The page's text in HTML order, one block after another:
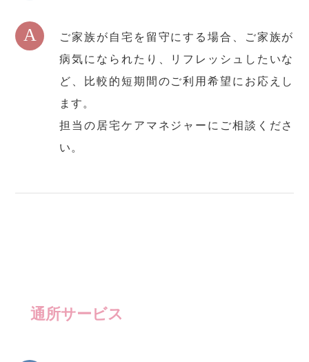
A
ご家族が自宅を留守にする場合、ご家族が
病気になられたり、リフレッシュしたいな
ど、比較的短期間のご利用希望にお応えし
ます。
担当の居宅ケアマネジャーにご相談くださ
い。
通所サービス